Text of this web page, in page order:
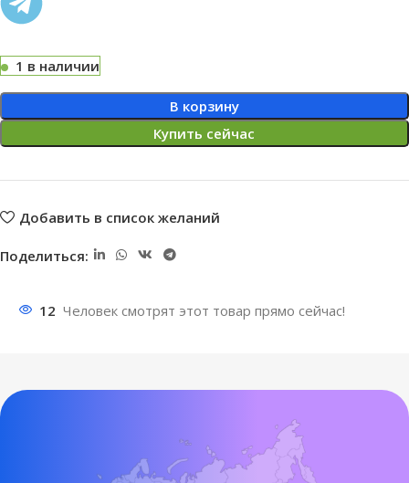
1 в наличии
В корзину
Купить сейчас
Добавить в список желаний
Поделиться:
12 Человек смотрят этот товар прямо сейчас!